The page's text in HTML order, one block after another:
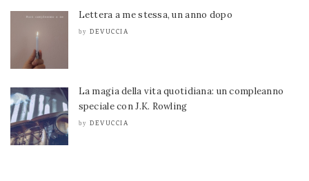
Lettera a me stessa, un anno dopo
by DEVUCCIA
La magia della vita quotidiana: un compleanno
speciale con J.K. Rowling
by DEVUCCIA